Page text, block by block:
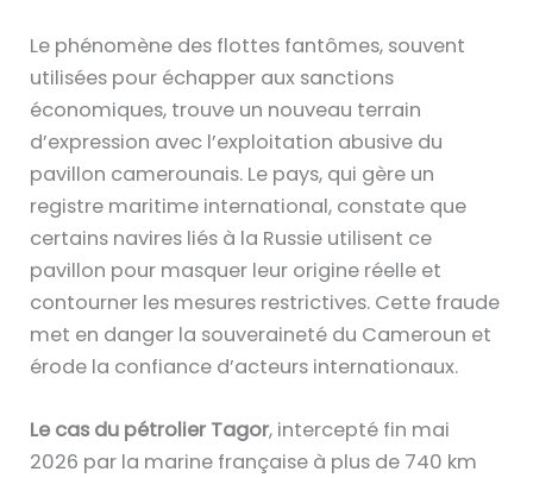
Le phénomène des flottes fantômes, souvent
utilisées pour échapper aux sanctions
économiques, trouve un nouveau terrain
d’expression avec l’exploitation abusive du
pavillon camerounais. Le pays, qui gère un
registre maritime international, constate que
certains navires liés à la Russie utilisent ce
pavillon pour masquer leur origine réelle et
contourner les mesures restrictives. Cette fraude
met en danger la souveraineté du Cameroun et
érode la confiance d’acteurs internationaux.
Le cas du pétrolier Tagor, intercepté fin mai
2026 par la marine française à plus de 740 km